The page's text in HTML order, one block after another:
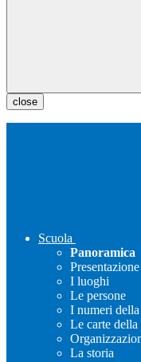
close
Scuola
Panoramica
Presentazione
I luoghi
Le persone
I numeri della
Le carte della
La storia